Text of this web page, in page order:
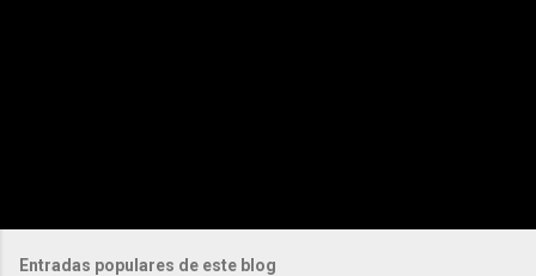
Entradas populares de este blog